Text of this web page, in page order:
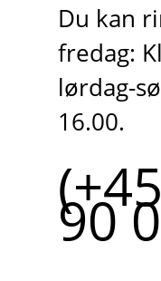
Du kan
fredag:
lørdag-
16.00.
90